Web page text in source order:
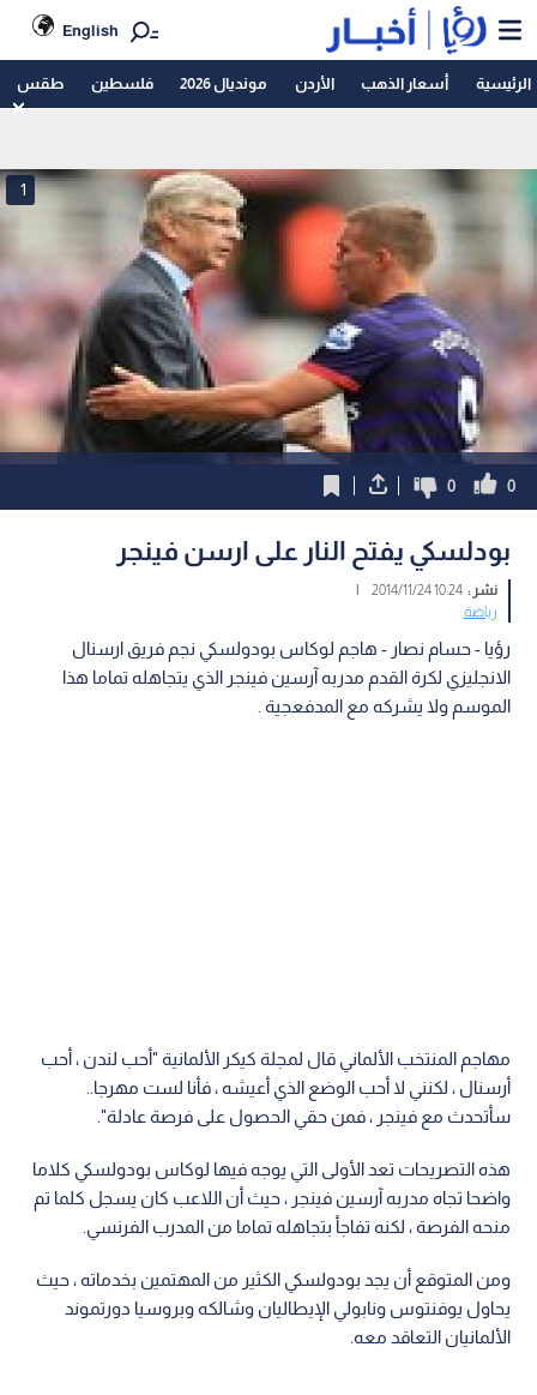
English
الرئيسية أسعار الذهب الأردن مونديال 2026 فلسطين طقس
1
0
0
بودلسكي يفتح النار على ارسن فينجر
نشر :10:24 2014/11/24
|
رياضة
رؤيا - حسام نصار - هاجم لوكاس بودولسكي نجم فريق ارسنال
الانجليزي لكرة القدم مدربه آرسين فينجر الذي يتجاهله تماما هذا
الموسم ولا يشركه مع المدفعجية .
مهاجم المنتخب الألماني قال لمجلة كيكر الألمانية "أحب لندن ، أحب
أرسنال ، لكنني لا أحب الوضع الذي أعيشه ، فأنا لست مهرجا..
سأتحدث مع فينجر ، فمن حقي الحصول على فرصة عادلة".
هذه التصريحات تعد الأولى التي يوجه فيها لوكاس بودولسكي كلاما
واضحا تجاه مدربه آرسين فينجر ، حيث أن اللاعب كان يسجل كلما تم
منحه الفرصة ، لكنه تفاجأ بتجاهله تماما من المدرب الفرنسي.
ومن المتوقع أن يجد بودولسكي الكثير من المهتمين بخدماته ، حيث
يحاول يوفنتوس ونابولي الإيطاليان وشالكه وبروسيا دورتموند
الألمانيان التعاقد معه.